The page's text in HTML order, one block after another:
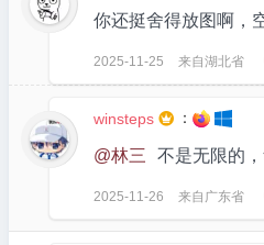
你还挺舍得放图啊，
2025-11-25 来自湖北省
winsteps  ：
@林三 不是无限的
2025-11-26 来自广东省